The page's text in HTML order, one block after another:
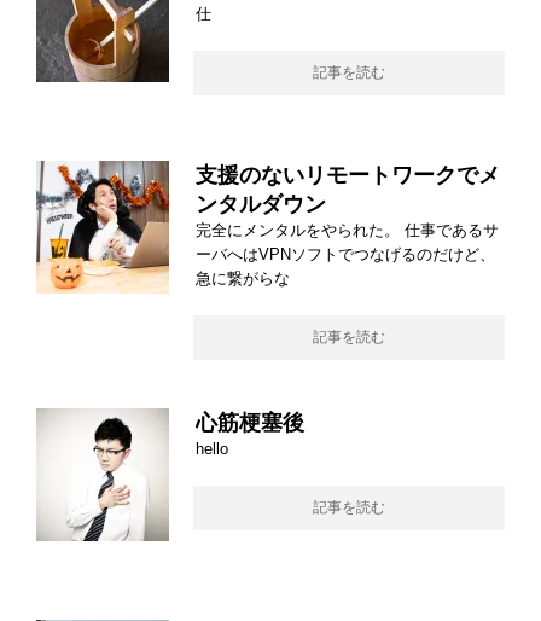
仕
記事を読む
支援のないリモートワークでメ
ンタルダウン
完全にメンタルをやられた。 仕事であるサ
ーバへはVPNソフトでつなげるのだけど、
急に繋がらな
記事を読む
心筋梗塞後
hello
記事を読む